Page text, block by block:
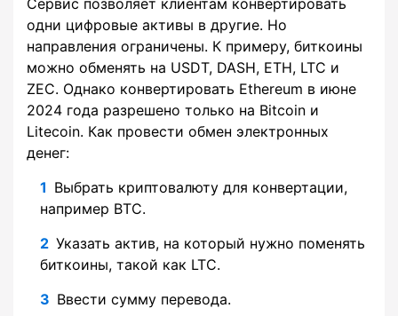
одни цифровые активы в другие. Но
направления ограничены. К примеру, биткоины
можно обменять на USDT, DASH, ETH, LTC и
ZEC. Однако конвертировать Ethereum в июне
2024 года разрешено только на Bitcoin и
Litecoin. Как провести обмен электронных
денег:
Выбрать криптовалюту для конвертации,
например BTC.
Указать актив, на который нужно поменять
биткоины, такой как LTC.
Ввести сумму перевода.